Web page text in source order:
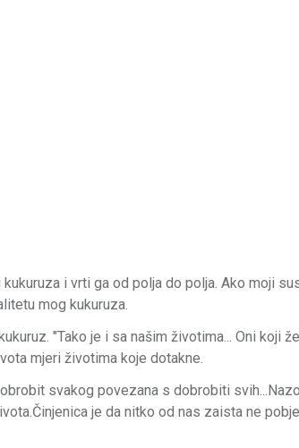
i vrti ga od polja do polja. Ako moji
mog kukuruza.
"Tako je i sa našim životima... Oni koji
mjeri životima koje dotakne.
svakog povezana s dobrobiti
je da nitko od nas zaista ne